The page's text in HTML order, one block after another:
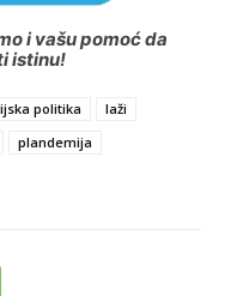
i vašu pomoć da
istinu!
politika
laži
plandemija